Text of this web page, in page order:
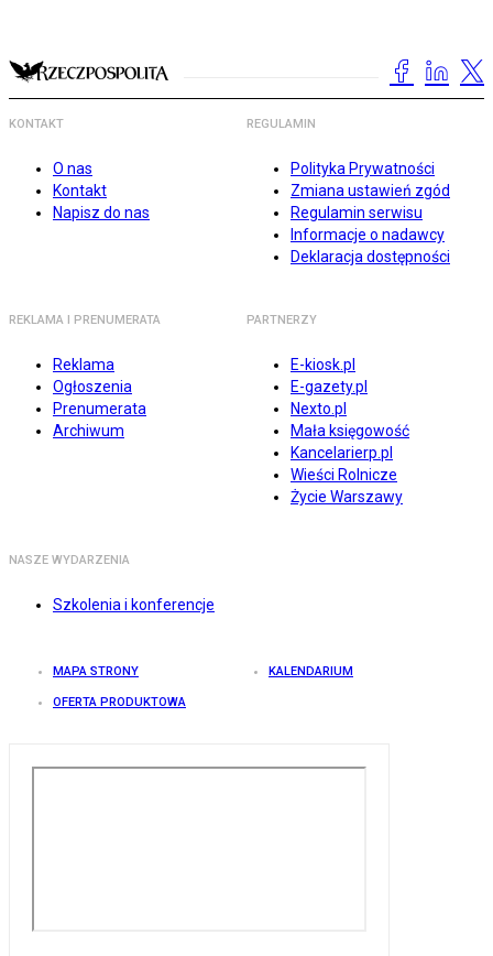
KONTAKT
O nas
Kontakt
Napisz do nas
REGULAMIN
Polityka Prywatności
Zmiana ustawień zgód
Regulamin serwisu
Informacje o nadawcy
Deklaracja dostępności
REKLAMA I PRENUMERATA
Reklama
Ogłoszenia
Prenumerata
Archiwum
PARTNERZY
E-kiosk.pl
E-gazety.pl
Nexto.pl
Mała księgowość
Kancelarierp.pl
Wieści Rolnicze
Życie Warszawy
NASZE WYDARZENIA
Szkolenia i konferencje
MAPA STRONY KALENDARIUM
OFERTA PRODUKTOWA